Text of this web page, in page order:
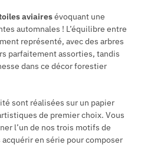
aviairesévoquant une
automnales ! L’équilibre entre
représenté, avec des arbres
parfaitement assorties, tandis
dans ce décor forestier
sont réalisées sur un papier
de premier choix. Vous
l’un de nos trois motifs de
acquérir en série pour composer